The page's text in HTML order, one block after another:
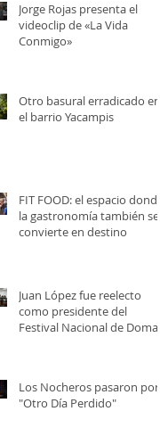
Jorge Rojas presenta el
videoclip de «La Vida
Conmigo»
Otro basural erradicado en
el barrio Yacampis
FIT FOOD: el espacio donde
la gastronomía también se
convierte en destino
Juan López fue reelecto
como presidente del
Festival Nacional de Doma y
Los Nocheros pasaron por
"Otro Día Perdido"